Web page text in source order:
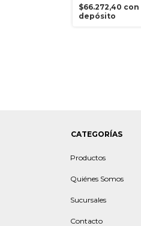
$66.272,40 con
depósito
CATEGORÍAS
Productos
Quiénes Somos
Sucursales
Contacto